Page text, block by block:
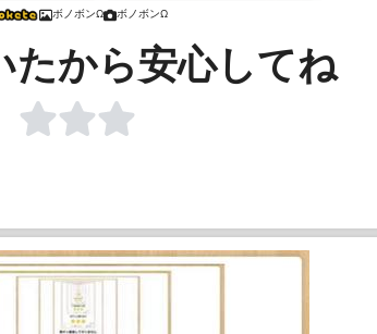
ボノボンΩ ボノボンΩ
たから安心してね